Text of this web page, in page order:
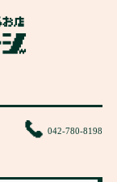
042-780-8198